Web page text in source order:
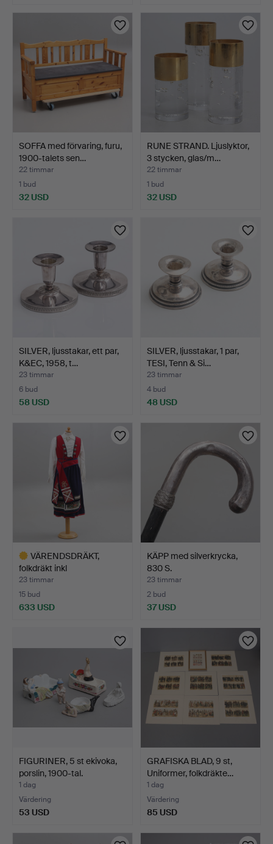
SOFFA med förvaring, furu,
1900-talets sen…
22 timmar
1 bud
32 USD
RUNE STRAND. Ljuslyktor,
3 stycken, glas/m…
22 timmar
1 bud
32 USD
SILVER, ljusstakar, ett par,
K&EC, 1958, t…
23 timmar
6 bud
58 USD
SILVER, ljusstakar, 1 par,
TESI, Tenn & Si…
23 timmar
4 bud
48 USD
VÄRENDSDRÄKT,
folkdräkt inkl
silversmycken…
23 timmar
15 bud
633 USD
KÄPP med silverkrycka,
830 S.
23 timmar
2 bud
37 USD
FIGURINER, 5 st ekivoka,
porslin, 1900-tal.
1 dag
Värdering
53 USD
GRAFISKA BLAD, 9 st,
Uniformer, folkdräkte…
1 dag
Värdering
85 USD